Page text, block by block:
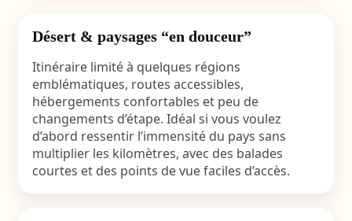
Désert & paysages “en douceur”
Itinéraire limité à quelques régions
emblématiques, routes accessibles,
hébergements confortables et peu de
changements d’étape. Idéal si vous voulez
d’abord ressentir l’immensité du pays sans
multiplier les kilomètres, avec des balades
courtes et des points de vue faciles d’accès.